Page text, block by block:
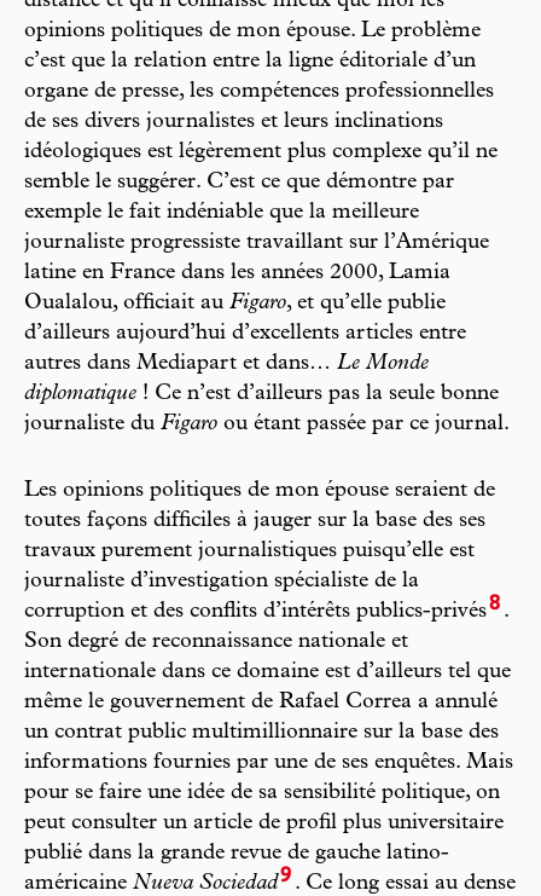
opinions politiques de mon épouse. Le problème
c’est que la relation entre la ligne éditoriale d’un
organe de presse, les compétences professionnelles
de ses divers journalistes et leurs inclinations
idéologiques est légèrement plus complexe qu’il ne
semble le suggérer. C’est ce que démontre par
exemple le fait indéniable que la meilleure
journaliste progressiste travaillant sur l’Amérique
latine en France dans les années 2000, Lamia
Oualalou, officiait au Figaro, et qu’elle publie
d’ailleurs aujourd’hui d’excellents articles entre
autres dans Mediapart et dans… Le Monde
diplomatique ! Ce n’est d’ailleurs pas la seule bonne
journaliste du Figaro ou étant passée par ce journal.
Les opinions politiques de mon épouse seraient de
toutes façons difficiles à jauger sur la base des ses
travaux purement journalistiques puisqu’elle est
journaliste d’investigation spécialiste de la
corruption et des conflits d’intérêts publics-privés8 .
Son degré de reconnaissance nationale et
internationale dans ce domaine est d’ailleurs tel que
même le gouvernement de Rafael Correa a annulé
un contrat public multimillionnaire sur la base des
informations fournies par une de ses enquêtes. Mais
pour se faire une idée de sa sensibilité politique, on
peut consulter un article de profil plus universitaire
publié dans la grande revue de gauche latino-
américaine Nueva Sociedad9 . Ce long essai au dense